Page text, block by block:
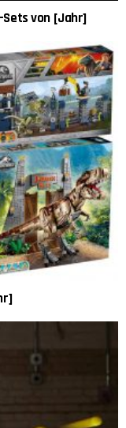
Sets von [Jahr]